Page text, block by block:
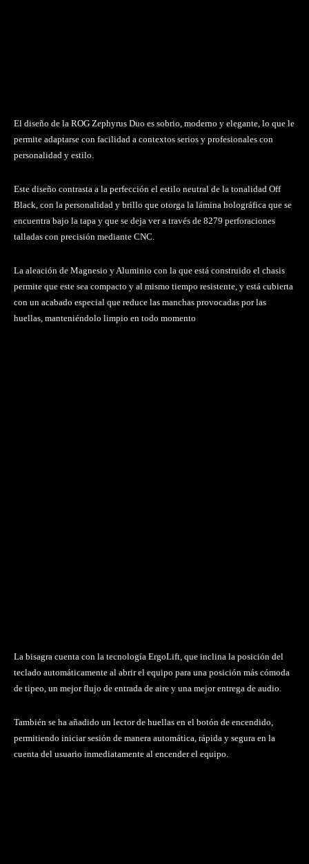
El diseño de la ROG Zephyrus Duo es sobrio, moderno y elegante, lo que le
permite adaptarse con facilidad a contextos serios y profesionales con
personalidad y estilo.
Este diseño contrasta a la perfección el estilo neutral de la tonalidad Off
Black, con la personalidad y brillo que otorga la lámina holográfica que se
encuentra bajo la tapa y que se deja ver a través de 8279 perforaciones
talladas con precisión mediante CNC.
La aleación de Magnesio y Aluminio con la que está construido el chasis
permite que este sea compacto y al mismo tiempo resistente, y está cubierta
con un acabado especial que reduce las manchas provocadas por las
huellas, manteniéndolo limpio en todo momento
La bisagra cuenta con la tecnología ErgoLift, que inclina la posición del
teclado automáticamente al abrir el equipo para una posición más cómoda
de tipeo, un mejor flujo de entrada de aire y una mejor entrega de audio.
También se ha añadido un lector de huellas en el botón de encendido,
permitiendo iniciar sesión de manera automática, rápida y segura en la
cuenta del usuario inmediatamente al encender el equipo.